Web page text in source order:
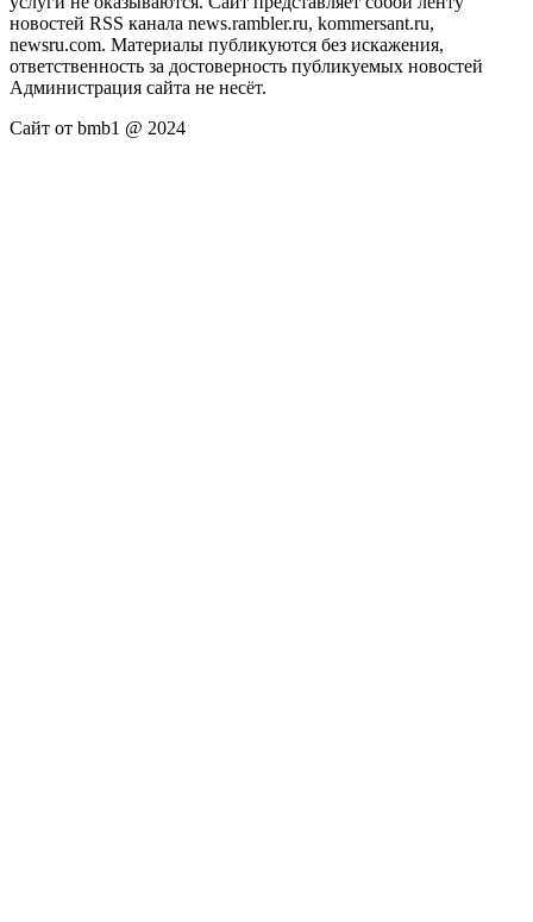
новостей RSS канала news.rambler.ru, kommersant.ru,
newsru.com. Материалы публикуются без искажения,
ответственность за достоверность публикуемых новостей
Администрация сайта не несёт.
Сайт от bmb1 @ 2024